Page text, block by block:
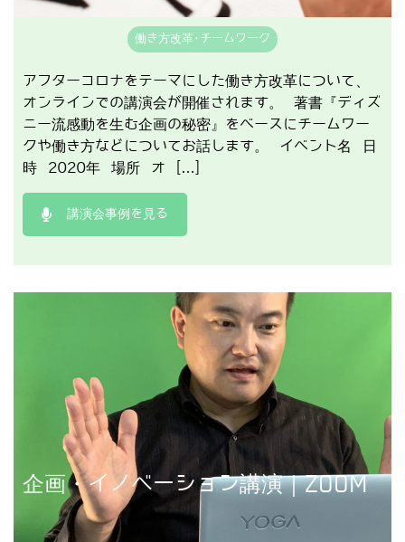
働き方改革･チームワーク
アフターコロナをテーマにした働き方改革について、
オンラインでの講演会が開催されます。 著書『ディズ
ニー流感動を生む企画の秘密』をベースにチームワー
クや働き方などについてお話します。 イベント名 日
時 2020年 場所 オ […]
講演会事例を見る
企画・イノベーション講演｜ZOOM
講演事例を見る